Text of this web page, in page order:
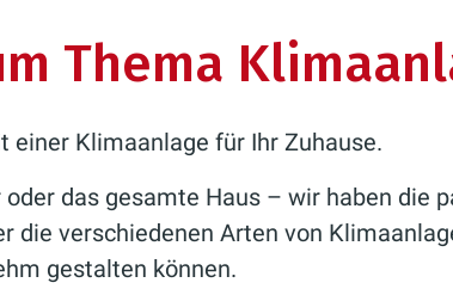
Thema
Klimaanlage für Ihr Zuhause.
das gesamte Haus – wir haben die
die verschiedenen Arten von
gestalten können.